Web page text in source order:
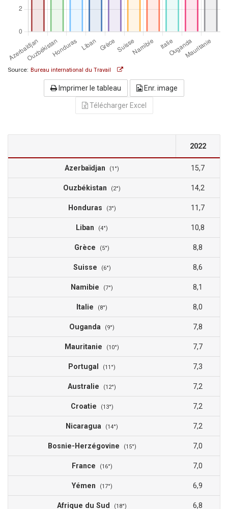
Source: Bureau international du Travail
Imprimer le tableau Enr. image
Télécharger Excel
2022
Azerbaïdjan (1°) 15,7
Ouzbékistan (2°) 14,2
Honduras (3°) 11,7
Liban (4°) 10,8
Grèce (5°) 8,8
Suisse (6°) 8,6
Namibie (7°) 8,1
Italie (8°) 8,0
Ouganda (9°) 7,8
Mauritanie (10°) 7,7
Portugal (11°) 7,3
Australie (12°) 7,2
Croatie (13°) 7,2
Nicaragua (14°) 7,2
Bosnie-Herzégovine (15°) 7,0
France (16°) 7,0
Yémen (17°) 6,9
Afrique du Sud (18°) 6,8